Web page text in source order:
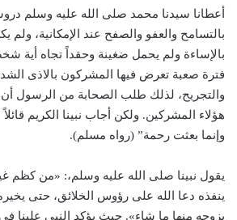
أعطانا سيدنا محمد صلى الله عليه وسلم
بالتسامح والعفو والصفح عند الإمكانية، ولم
بالإساءة ولم يحمل ضغينة وحقداً تجاه أية
فترة صعبة تعرض فيها المشركون بالاذى
والتجريح، لذلك طلب الصحابة من الرسول أن
هؤلاء المشركين. ولكن أجاب نبينا الكريم قائلاً
وإنما بعثت رحمة” (رواه مسلم).
يقول نبينا صلى الله عليه وسلم،: «من كظم
ينفذه دعا الله على رؤوس الخلائق، حتى
يزوجه منها ما شاء». حيث يؤكد النبي علينا